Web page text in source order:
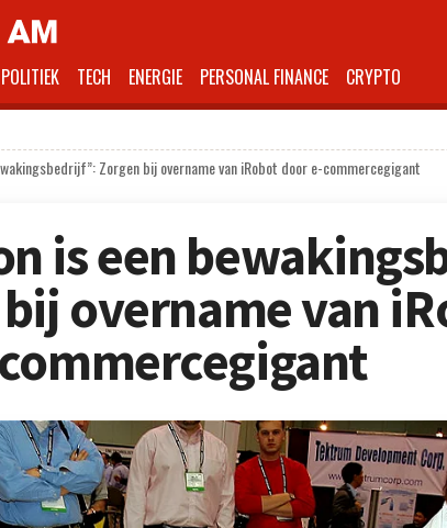
POLITIEK TECH ENERGIE PERSONAL FINANCE CRYPTO
Zorgen bij overname van iRobot door e-commercegigant
is een
overname van